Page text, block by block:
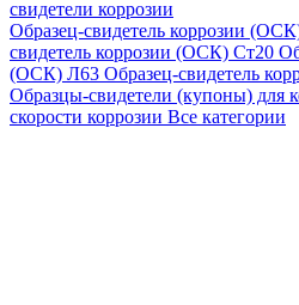
свидетели коррозии
Образец-свидетель коррозии
свидетель коррозии (ОСК) Ст20
(ОСК) Л63 Образец-свидетель
Образцы-свидетели (купоны) для
скорости коррозии Все категории